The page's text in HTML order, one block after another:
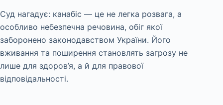
Суд нагадує: канабіс — це не легка розвага, а
особливо небезпечна речовина, обіг якої
заборонено законодавством України. Його
вживання та поширення становлять загрозу не
лише для здоров’я, а й для правової
відповідальності.